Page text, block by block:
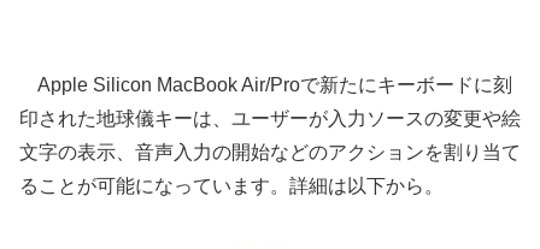
Apple Silicon MacBook Air/Proで新たにキーボードに刻
印された地球儀キーは、ユーザーが入力ソースの変更や絵
文字の表示、音声入力の開始などのアクションを割り当て
ることが可能になっています。詳細は以下から。